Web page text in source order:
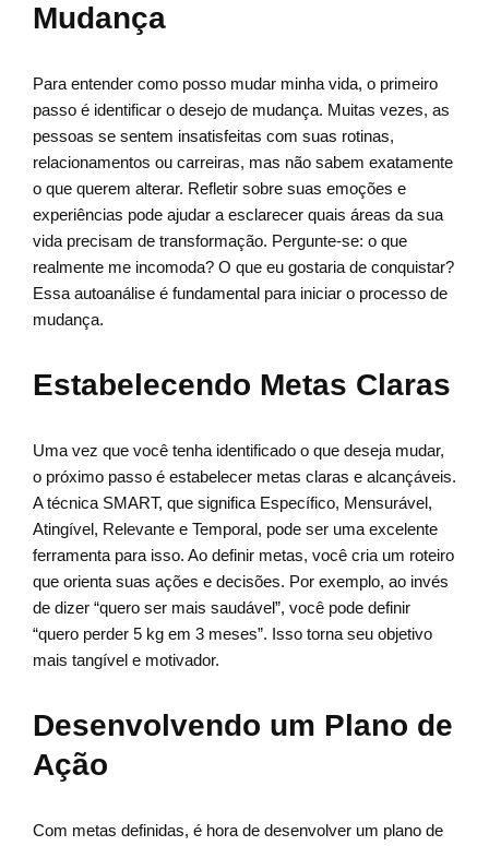
Mudança
Para entender como posso mudar minha vida, o primeiro
passo é identificar o desejo de mudança. Muitas vezes, as
pessoas se sentem insatisfeitas com suas rotinas,
relacionamentos ou carreiras, mas não sabem exatamente
o que querem alterar. Refletir sobre suas emoções e
experiências pode ajudar a esclarecer quais áreas da sua
vida precisam de transformação. Pergunte-se: o que
realmente me incomoda? O que eu gostaria de conquistar?
Essa autoanálise é fundamental para iniciar o processo de
mudança.
Estabelecendo Metas Claras
Uma vez que você tenha identificado o que deseja mudar,
o próximo passo é estabelecer metas claras e alcançáveis.
A técnica SMART, que significa Específico, Mensurável,
Atingível, Relevante e Temporal, pode ser uma excelente
ferramenta para isso. Ao definir metas, você cria um roteiro
que orienta suas ações e decisões. Por exemplo, ao invés
de dizer “quero ser mais saudável”, você pode definir
“quero perder 5 kg em 3 meses”. Isso torna seu objetivo
mais tangível e motivador.
Desenvolvendo um Plano de
Ação
Com metas definidas, é hora de desenvolver um plano de